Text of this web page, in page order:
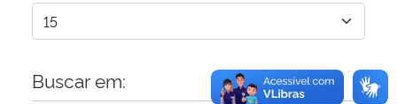
Buscar em: